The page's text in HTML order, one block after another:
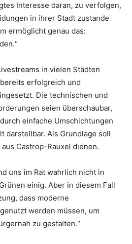
Interesse daran, zu verfolgen,
in ihrer Stadt zustande
ermöglicht genau das:
in vielen Städten
erfolgreich und
Die technischen und
seien überschaubar,
einfache Umschichtungen
darstellbar. Als Grundlage soll
aus Castrop-Rauxel dienen.
uns im Rat wahrlich nicht in
einig. Aber in diesem Fall
dass moderne
werden müssen, um
zu gestalten.“